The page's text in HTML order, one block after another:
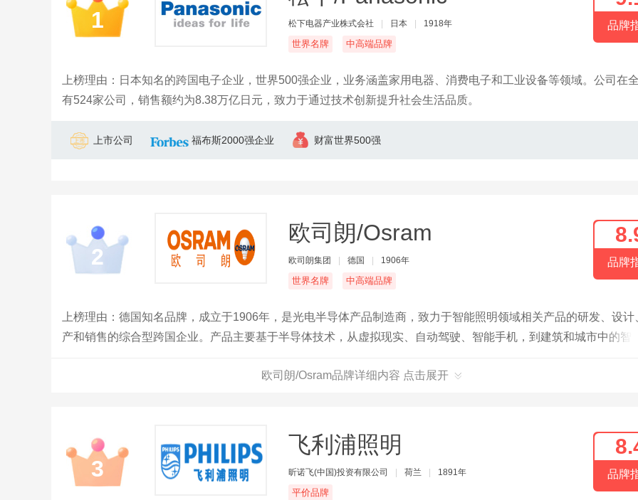
1 松下电器产业株式会社 日本 1918年
世界名牌 中高端品牌
品牌
上榜理由：日本知名的跨国电子企业，世界500强企业，业务涵盖家用电器、消费电子和工业设备等领域。公司在
有524家公司，销售额约为8.38万亿日元，致力于通过技术创新提升社会生活品质。
上市公司 福布斯2000强企业 财富世界500强
2
欧司朗/Osram
欧司朗集团 德国 1906年
世界名牌 中高端品牌
品牌
上榜理由：德国知名品牌，成立于1906年，是光电半导体产品制造商，致力于智能照明领域相关产品的研发、设计
产和销售的综合型跨国企业。产品主要基于半导体技术，从虚拟现实、自动驾驶、智能手机，到建筑和城市中的智
欧司朗/Osram品牌详细内容 点击展开
3
飞利浦照明
昕诺飞(中国)投资有限公司 荷兰 1891年
平价品牌
品牌